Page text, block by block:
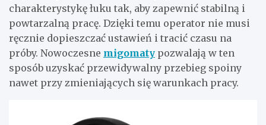
charakterystykę łuku tak, aby zapewnić stabilną i
powtarzalną pracę. Dzięki temu operator nie musi
ręcznie dopieszczać ustawień i tracić czasu na
próby. Nowoczesne migomaty pozwalają w ten
sposób uzyskać przewidywalny przebieg spoiny
nawet przy zmieniających się warunkach pracy.